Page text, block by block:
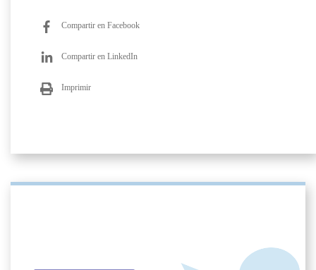
Compartir en Facebook
Compartir en LinkedIn
Imprimir